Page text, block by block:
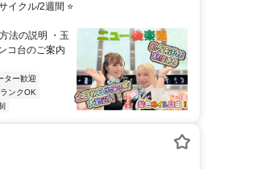
イクル/2週間 ⭐
法の説明 ・玉
コ台のご案内
ター歓迎
ンクOK